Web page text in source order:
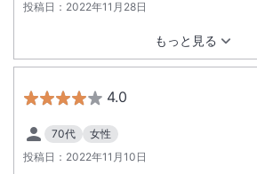
投稿日： 2022年11月28日
もっと見る
4.0
70代
女性
投稿日： 2022年11月10日